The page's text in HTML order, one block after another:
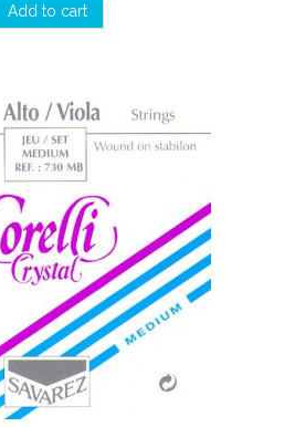
Add to cart